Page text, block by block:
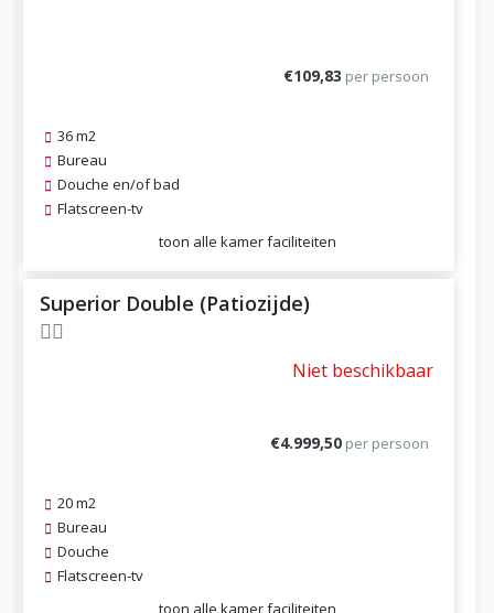
€109,83 per persoon
36 m2
Bureau
Douche en/of bad
Flatscreen-tv
toon alle kamer faciliteiten
Superior Double (Patiozijde)
Niet beschikbaar
€4.999,50 per persoon
20 m2
Bureau
Douche
Flatscreen-tv
toon alle kamer faciliteiten